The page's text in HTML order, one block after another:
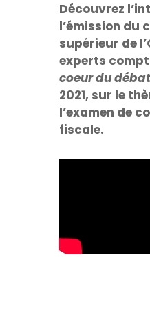
Découvrez
l’émission du
supérieur de
experts
coeur du
2021, sur le
l’examen de
fiscale.